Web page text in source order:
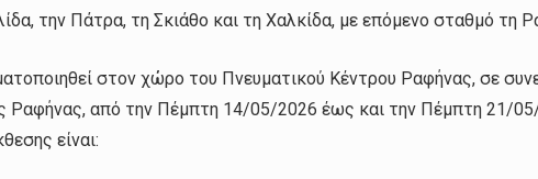
την Πάτρα, τη Σκιάθο και τη Χαλκίδα, με επόμενο σταθμό τη
στον χώρο του Πνευματικού Κέντρου Ραφήνας, σε
Ραφήνας, από την Πέμπτη 14/05/2026 έως και την Πέμπτη 21/
είναι: